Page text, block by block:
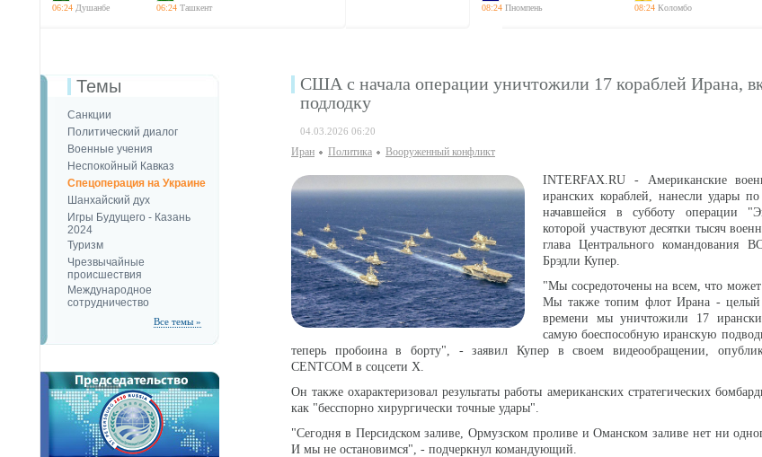
06:24 Душанбе
06:24 Ташкент
08:24 Пномпень
08:24 Коломбо
Темы
Санкции
Политический диалог
Военные учения
Неспокойный Кавказ
Спецоперация на Украине
Шанхайский дух
Игры Будущего - Казань
2024
Туризм
Чрезвычайные
происшествия
Международное
сотрудничество
Все темы »
США c начала операции уничтожили 17 кораблей Ирана,
подлодку
04.03.2026 06:20
Иран Политика Вооруженный конфликт
INTERFAX.RU - Американские
иранских кораблей, нанесли удары
начавшейся в субботу операции
которой участвуют десятки тысяч
глава Центрального
Брэдли Купер.
"Мы сосредоточены на всем, что
Мы также топим флот Ирана - целый
времени мы уничтожили 17
самую боеспособную иранскую
теперь пробоина в борту", - заявил Купер в своем видеообращении,
CENTCOM в соцсети X.
Он также охарактеризовал результаты работы американских стратегических
как "бесспорно хирургически точные удары".
"Сегодня в Персидском заливе, Ормузском проливе и Оманском заливе нет ни
И мы не остановимся", - подчеркнул командующий.